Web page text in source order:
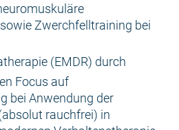
Zwerchfelltraining bei
(EMDR) durch
Focus auf
bei Anwendung der
rauchfrei) in